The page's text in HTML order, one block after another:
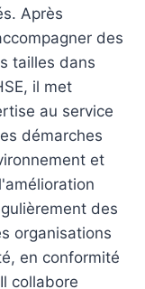
Après
des
tailles dans
il met
au service
démarches
et
des
organisations
en conformité
collabore